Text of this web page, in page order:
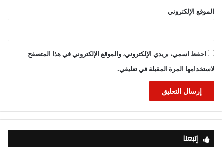
أسيوط هي منفلوط و ديروط و الغنايم و منقباد.
الانتهاء من تركيب المعدات والآلات اللازمة للتشغيل إضافة إلى أنه
جارى أيضاً نهو الأعمال الاعتيادية لمجزرى الحبيل بالأقصر ، وسوهاج
جنيه ، لافتاً إلى أنه تم خلال تنفيذ الأعمال مراعاة كافة الاشتراطات
الفنية والبيطرية والبيئية والصحية وسلامة الغذاء الخاصة بتلك
المجازر.
ولفت التقرير الذى استعرضه وزير التنمية المحلية إلى أن الأعمال
الموقع الإلكتروني
احفظ اسمي، بريدي الإلكتروني، والموقع الإلكتروني في هذا المتصفح
لاستخدامها المرة المقبلة في تعليقي.
إتبعنا